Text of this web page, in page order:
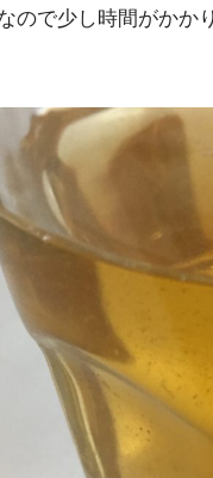
ので少し時間がかか